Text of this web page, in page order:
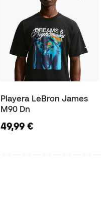
Playera LeBron James
M90 Dn
49,99 €